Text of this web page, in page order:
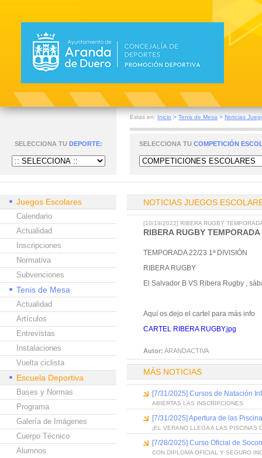
Estas en: Inicio > Tenis de Mesa > Noticias
SELECCIONA TU DEPORTE: SELECCIONA TU COMPETICIÓN
Juegos Escolares
Calendario
Actualidad
Inscripciones
Normativa
Subvenciones
Tenis de Mesa
Actualidad
Artículos
Entrevistas
Instalaciones
Vuelta ciclista
Escuela Deportiva
Bases y Normas
Programa
Galería de Imágenes
Cuerpo Técnico
Alumnos
NOTICIAS JUEGOS
[10/19/2022] RIBERA RUGBY
RIBERA RUGBY
TEMPORADA 22/23 1ª DIVISIÓN
RIBERA RUGBY
El Salvador B VS Ribera Rugby ,
Aquí os dejo el cartel para más info
CARTEL RIBERA RUGBY.jpg
Autor: ARANDACTIVA
MÁS NOTICIAS
[7/31/2025] Cursos de Natación
ABIERTAS LAS INSCRIPCIONES
[7/31/2025] Apertura de las
¡EL VERANO LLEGA A LAS PISCINAS
[7/28/2025] Curso Oficial de
CON DIPLOMA OFICIAL Y SEGURO